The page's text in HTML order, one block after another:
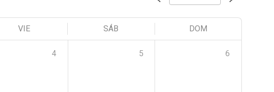
VIE SÁB DOM
4 5 6